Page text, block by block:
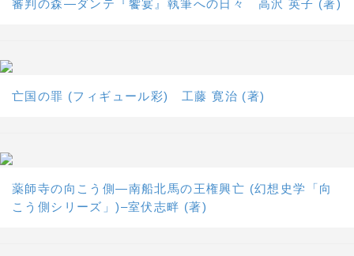
審判の森―ダンテ『饗宴』執筆への日々 高沢 英子 (著)
亡国の罪 (フィギュール彩) 工藤 寛治 (著)
薬師寺の向こう側―南船北馬の王権興亡 (幻想史学「向
こう側シリーズ」)–室伏志畔 (著)